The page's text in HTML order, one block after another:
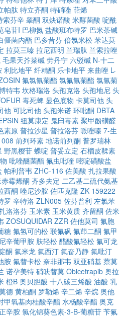
帕肽 特立齐酮 特硝唑 萜烯
索芬辛 睾酮 双炔诺酸 米酵菌酸 啶酰
皂苷I 巴柳氮 盐酸班布特罗 巴米茶碱
僵菌内酯 巴多昔芬 倍氯米松 苯达莫
拉莫三嗪 拉尼西明 兰瑞肽 兰索拉唑
毛果天芥菜碱 劳丹宁 六驳碱 N-十二
利比地平 纤精酮 乐卡地平 来曲唑 L-
氟氯氰菊酯 氯氟氰菊酯 氯氰菊
特韦 坎格瑞洛 头孢克洛 头孢地尼 头
毒死蜱 显色底物 卡莫司他 头
他 可比司他 头孢米诺 环吡酮 DBTA
纽莫康定 鬼臼毒素 聚甲酚磺醛
素原 普拉沙星 普拉洛芬 哌唑嗪 7-生
前列环素 地诺前列酮 普罗瑞林
野黑樱苷 蝶啶 普妥立定 石榴皮鞣素
吡唑醚菌酯 氟虫吡喹 嘧啶磺酸盐
帕利普韦 ZHC-116 佐美酸 扎拉果酸
霉烯酮 齐多夫定 二乙基二硫代氨基
西酮 唑尼沙胺 佐匹克隆 ZK 159222
罗 辛特洛 ZLN005 佐芬普利 左氯苯
洛洛芬 玉米素 玉米黄质 齐留酮 佐米
ZOSUQUIDAR ZZR 佐他莫司 氟胞
糖 氟氢可的松 联氟砜 氟茚二酮 氟甲
辛葡甲胺 肤轻松 醋酸氟轻松 氟可龙
酮 氟米龙 氟西汀 氟奋乃静 氟吡汀
胺 氟替卡松 奈非那韦 双亚硝基 萘莫
诺孕美特 硝呋替莫 Obicetrapib 奥拉
橙B 奥贝胆酸 十八碳三烯酸 油酸 乳
德 黄柏酮 罗勒烯 辛二烯 辛烷 奥他
甲氧基肉桂酸辛酯 水杨酸辛酯 奥克
辛胺 氯化锦葵色素-3-Β-葡糖苷 苄氟